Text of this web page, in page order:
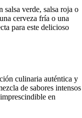
salsa verde, salsa roja o
cerveza fría o una
para este delicioso
culinaria auténtica y
de sabores intensos
en